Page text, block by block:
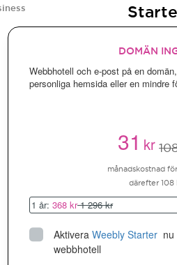
DOMÄN
Webbhotell och e-post på en
personliga hemsida eller en mindre
31kr
månadskostnad
därefter 108
1 år: 368 kr1 296 kr
Aktivera Weebly Starter
webbhotell